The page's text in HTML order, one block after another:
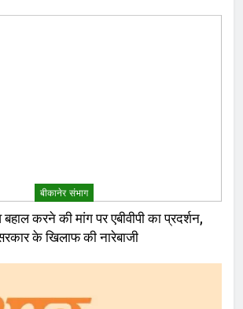
बीकानेर संभाग
करने की मांग पर एबीवीपी का प्रदर्शन,
के खिलाफ की नारेबाजी